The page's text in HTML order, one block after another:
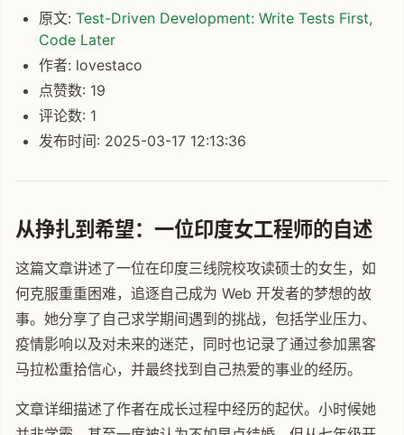
原文: Test-Driven Development: Write Tests First,
Code Later
作者: lovestaco
点赞数: 19
评论数: 1
发布时间: 2025-03-17 12:13:36
从挣扎到希望：一位印度女工程师的自述
这篇文章讲述了一位在印度三线院校攻读硕士的女生，如
何克服重重困难，追逐自己成为 Web 开发者的梦想的故
事。她分享了自己求学期间遇到的挑战，包括学业压力、
疫情影响以及对未来的迷茫，同时也记录了通过参加黑客
马拉松重拾信心，并最终找到自己热爱的事业的经历。
文章详细描述了作者在成长过程中经历的起伏。小时候她